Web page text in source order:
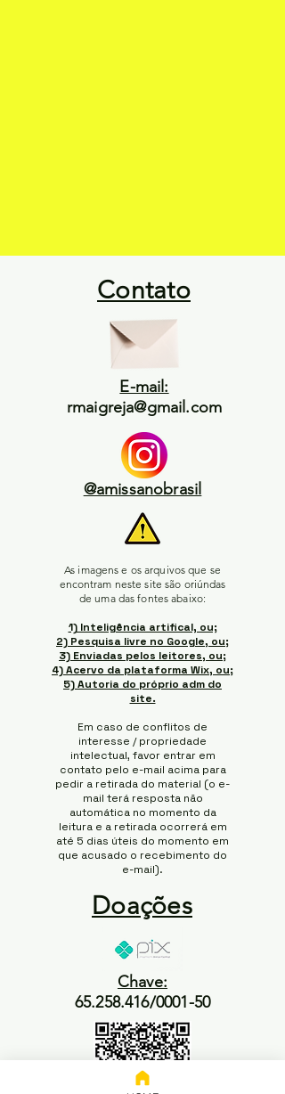
Contato
E-mail:
rmaigreja@gmail.com
@amissanobrasil
As imagens e os arquivos que se
encontram neste site são oriúndas
de uma das fontes abaixo:
1) Inteligência artifical, ou;
2) Pesquisa livre no Google, ou;
3) Enviadas pelos leitores, ou;
4) Acervo da plataforma Wix, ou;
5) Autoria do próprio adm do
site.
Em caso de conflitos de
interesse / propriedade
intelectual, favor entrar em
contato pelo e-mail acima para
pedir a retirada do material (o e-
mail terá resposta não
automática no momento da
leitura e a retirada ocorrerá em
até 5 dias úteis do momento em
que acusado o recebimento do
e-mail).
Doações
Chave:
65.258.416/0001-50